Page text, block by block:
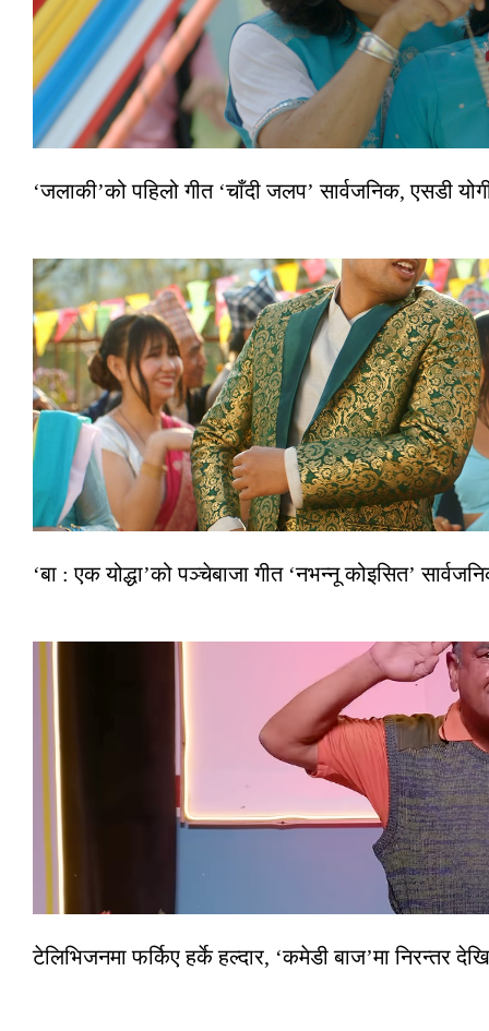
‘जलाकी’को पहिलो गीत ‘चाँदी जलप’ सार्वजनिक, एसडी
‘बा : एक योद्धा’को पञ्चेबाजा गीत ‘नभन्नू कोइसित’
टेलिभिजनमा फर्किए हर्के हल्दार, ‘कमेडी बाज’मा निरन्तर